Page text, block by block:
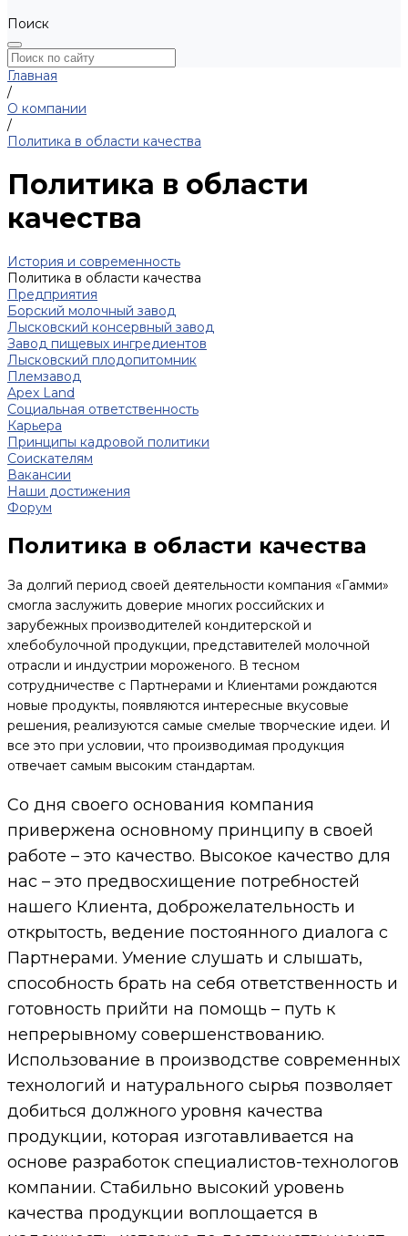
Поиск
Главная
/
О компании
/
Политика в области качества
Политика в области
качества
История и современность
Политика в области качества
Предприятия
Борский молочный завод
Лысковский консервный завод
Завод пищевых ингредиентов
Лысковский плодопитомник
Племзавод
Apex Land
Социальная ответственность
Карьера
Принципы кадровой политики
Соискателям
Вакансии
Наши достижения
Форум
Политика в области качества
За долгий период своей деятельности компания «Гамми»
смогла заслужить доверие многих российских и
зарубежных производителей кондитерской и
хлебобулочной продукции, представителей молочной
отрасли и индустрии мороженого. В тесном
сотрудничестве с Партнерами и Клиентами рождаются
новые продукты, появляются интересные вкусовые
решения, реализуются самые смелые творческие идеи. И
все это при условии, что производимая продукция
отвечает самым высоким стандартам.
Со дня своего основания компания
привержена основному принципу в своей
работе – это качество. Высокое качество для
нас – это предвосхищение потребностей
нашего Клиента, доброжелательность и
открытость, ведение постоянного диалога с
Партнерами. Умение слушать и слышать,
способность брать на себя ответственность и
готовность прийти на помощь – путь к
непрерывному совершенствованию.
Использование в производстве современных
технологий и натурального сырья позволяет
добиться должного уровня качества
продукции, которая изготавливается на
основе разработок специалистов-технологов
компании. Стабильно высокий уровень
качества продукции воплощается в